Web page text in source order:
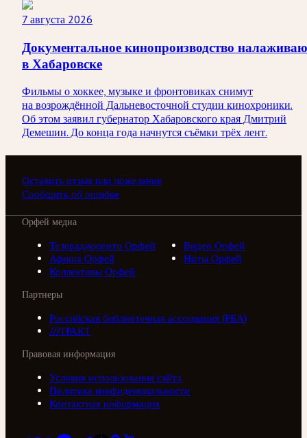
7 августа 2026
Документальное кинопроизводство
в Хабаровске
Фильмы о хоккее, музыке и фронтовиках снимут
на возрождённой Дальневосточной студии кинохроники.
Об этом заявил губернатор Хабаровского края Дмитрий
Демешин. До конца года начнутся съёмки трёх лент.
Оставить отзыв или пожелание
Сообщить об ошибке
Орфей медиа
Телерадиоцентр Орфей
Видео Орфей
Афиша Орфей
Ноты Орфей
Коллективы Орфей
Партнеры
Российская библиотечная ассоциация (РБА)
///ТРАКТ
Правовая информация
Условия использования сайта
Политика конфиденциальности
Контактная информация